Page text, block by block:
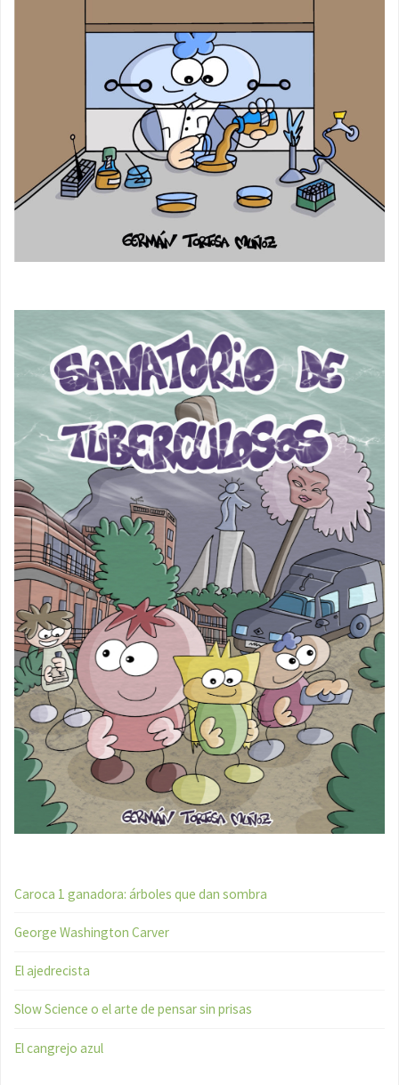
Caroca 1 ganadora: árboles que dan sombra
George Washington Carver
El ajedrecista
Slow Science o el arte de pensar sin prisas
El cangrejo azul